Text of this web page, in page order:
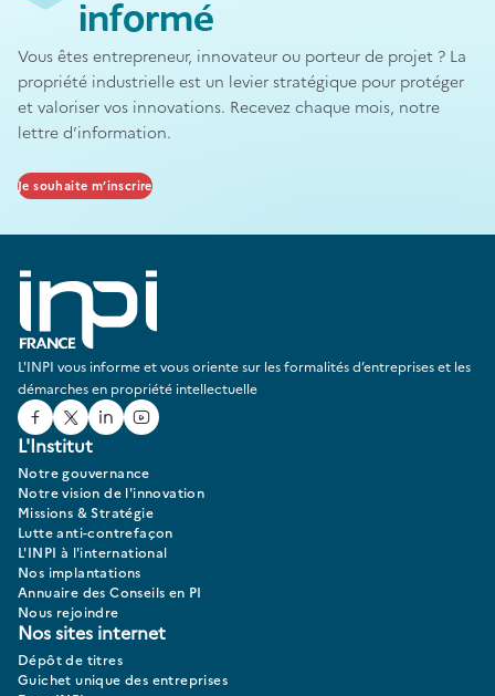
informé
Vous êtes entrepreneur, innovateur ou porteur de projet ? La
propriété industrielle est un levier stratégique pour protéger
et valoriser vos innovations. Recevez chaque mois, notre
lettre d’information.
Je souhaite m’inscrire
L'INPI vous informe et vous oriente sur les formalités d’entreprises et les
démarches en propriété intellectuelle
Facebook
TwitterLinked In
Youtube
L'Institut
Notre gouvernance
Notre vision de l'innovation
Missions & Stratégie
Lutte anti-contrefaçon
L'INPI à l'international
Nos implantations
Annuaire des Conseils en PI
Nous rejoindre
Nos sites internet
Dépôt de titres
Guichet unique des entreprises